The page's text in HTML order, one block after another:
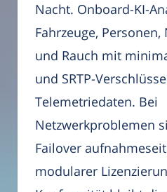
Nacht. Onboard-KI-
Fahrzeuge,
und Rauch mit
und SRTP-
Telemetriedaten. Bei
Netzwerkproblemen
Failover
modularer